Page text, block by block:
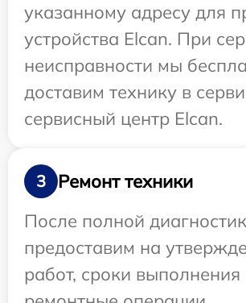
указанному адресу для
устройства Elcan. При
неисправности мы
доставим технику в
сервисный центр Elcan.
3
Ремонт техники
После полной
предоставим на
работ, сроки